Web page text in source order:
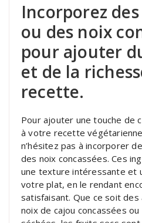
Incorporez
ou des noix
pour ajouter
et de la
recette.
Pour ajouter une touche de
à votre recette
n’hésitez pas à incorporer
des noix concassées. Ces
une texture intéressante et
votre plat, en le rendant
satisfaisant. Que ce soit
noix de cajou concassées